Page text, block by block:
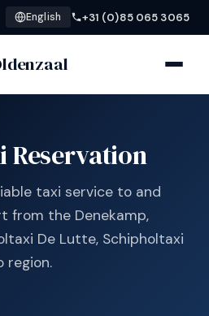
English +31 (0)85 065 3065
Reservation
taxi service to and
from the Denekamp,
De Lutte, Schipholtaxi
region.